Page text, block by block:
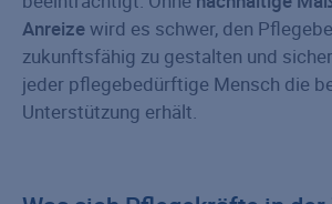
Anreizewird es schwer, den
zukunftsfähig zu gestalten und
jeder pflegebedürftige Mensch die
Unterstützung erhält.